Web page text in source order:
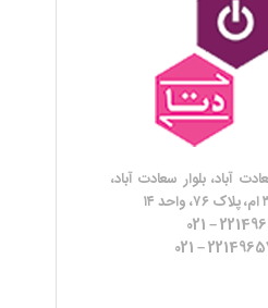
آباد، بلوار سعادت آباد،